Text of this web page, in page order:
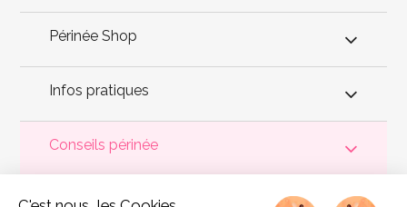
Périnée Shop
Infos pratiques
Conseils périnée